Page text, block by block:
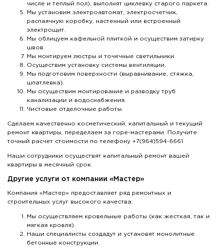
числе и теплый пол), выполнят циклевку старого паркета.
Мы установим электроавтомат, электросчетчик,
распаячную коробку, настенный или встроенный
электрощит.
Мы облицуем кафельной плиткой и осуществим затирку
швов.
Мы монтируем люстры и точечные светильники.
Осуществим установку системы вентиляции.
Мы подготовим поверхности (выравнивание, стяжка,
шпатлевка).
Мы осуществим монтирование и разводку труб
канализации и водоснабжения.
Чистовые отделочные работы.
Сделаем качественно косметический, капитальный и текущий
ремонт квартиры, переделаем за горе-мастерами. Получите
точный расчет стоимости по телефону +7(964)594-6661.
Наши сотрудники осуществят капитальный ремонт вашей
квартиры в месячный срок.
Другие услуги от компании «Мастер»
Компания «Мастер» предоставляет ряд ремонтных и
строительных услуг высокого качества:
Мы осуществляем кровельные работы (как жесткая, так и
мягкая кровля).
Наши специалисты создадут и установят монолитные
бетонные конструкции.